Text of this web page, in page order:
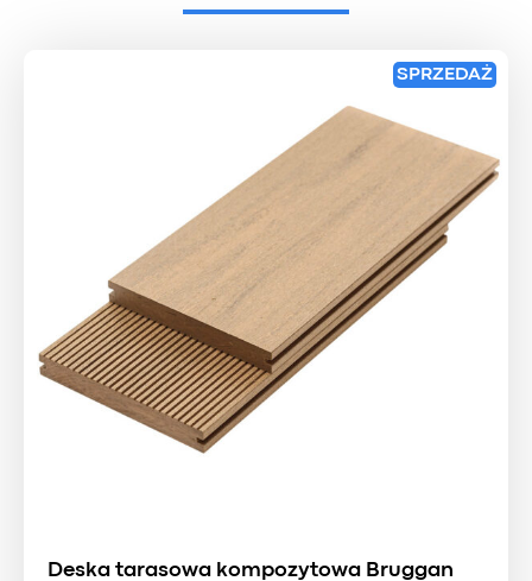
SPRZEDAŻ
Deska tarasowa kompozytowa Bruggan